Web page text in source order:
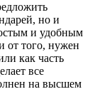
но и
и удобным
от того, нужен
как часть
все
на высшем